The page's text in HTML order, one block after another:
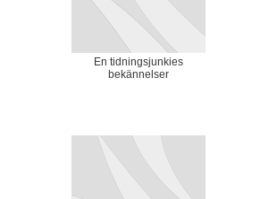
En tidningsjunkies
bekännelser